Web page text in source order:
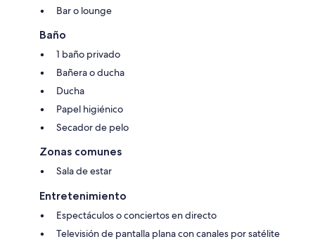
Bar o lounge
Baño
1 baño privado
Bañera o ducha
Ducha
Papel higiénico
Secador de pelo
Zonas comunes
Sala de estar
Entretenimiento
Espectáculos o conciertos en directo
Televisión de pantalla plana con canales por satélite